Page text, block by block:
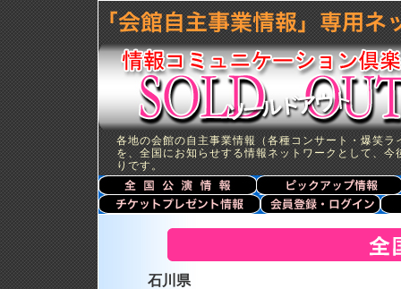
各地の会館の自主事業情報（各種コンサート・爆笑
を、全国にお知らせする情報ネットワークとして、
りです。
石川県